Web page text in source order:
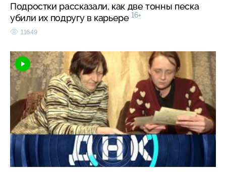
Подростки рассказали, как две тонны песка
убили их подругу в карьере 16+
11649